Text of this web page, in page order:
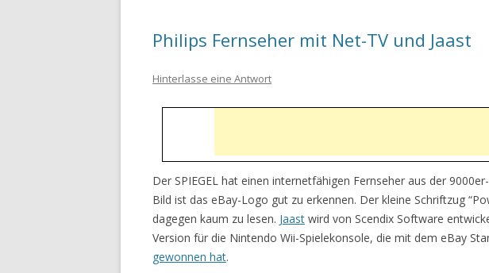
Philips Fernseher mit Net-TV und Jaast
Hinterlasse eine Antwort
Der SPIEGEL hat einen internetfähigen Fernseher aus der
Bild ist das eBay-Logo gut zu erkennen. Der kleine Schriftzug
dagegen kaum zu lesen. Jaast wird von Scendix Software
Version für die Nintendo Wii-Spielekonsole, die mit dem eBay
gewonnen hat.